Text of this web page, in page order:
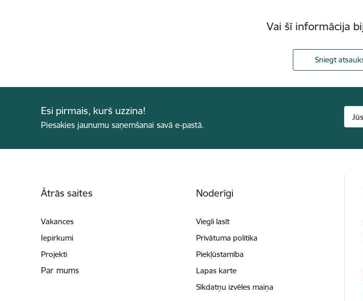
Vai šī informācija
Sniegt
Esi pirmais, kurš uzzina!
Piesakies jaunumu saņemšanai savā e-pastā.
Ātrās saites
Vakances
Iepirkumi
Projekti
Par mums
Noderīgi
Viegli lasīt
Privātuma politika
Piekļūstamība
Lapas karte
Sīkdatņu izvēles maiņa